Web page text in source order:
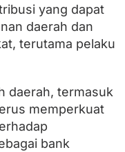
yang dapat
daerah dan
terutama pelaku
daerah, termasuk
memperkuat
bank